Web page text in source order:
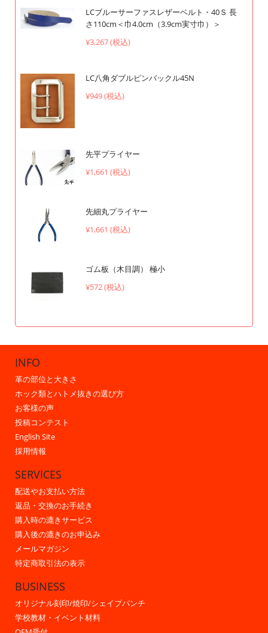
LCブルーサーファスレザーベルト・40Ｓ 長
さ110cm＜巾4.0cm（3.9cm実寸巾）＞
¥3,267 (税込)
LC八角ダブルピンバックル45N
¥949 (税込)
先平プライヤー
¥1,661 (税込)
先細丸プライヤー
¥1,661 (税込)
ゴム板（木目調） 極小
¥572 (税込)
INFO
革の部位と大きさ
ホック類とハトメ抜きの選び方
お客様の声
投稿コンテスト
English Site
採用情報
SERVICES
配送やお支払い方法
返品・交換のお手続き
購入時の漉きサービス
購入後の漉きのお申込み
メールマガジン
特定商取引法の表示
BUSINESS
オリジナル刻印/焼印/シェイプパンチ
学校教材・イベント材料